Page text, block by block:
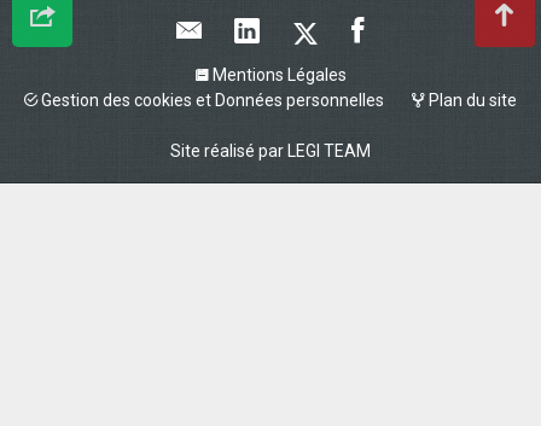
Mentions Légales
Gestion des cookies et Données personnelles
Plan du site
Site réalisé par LEGI TEAM